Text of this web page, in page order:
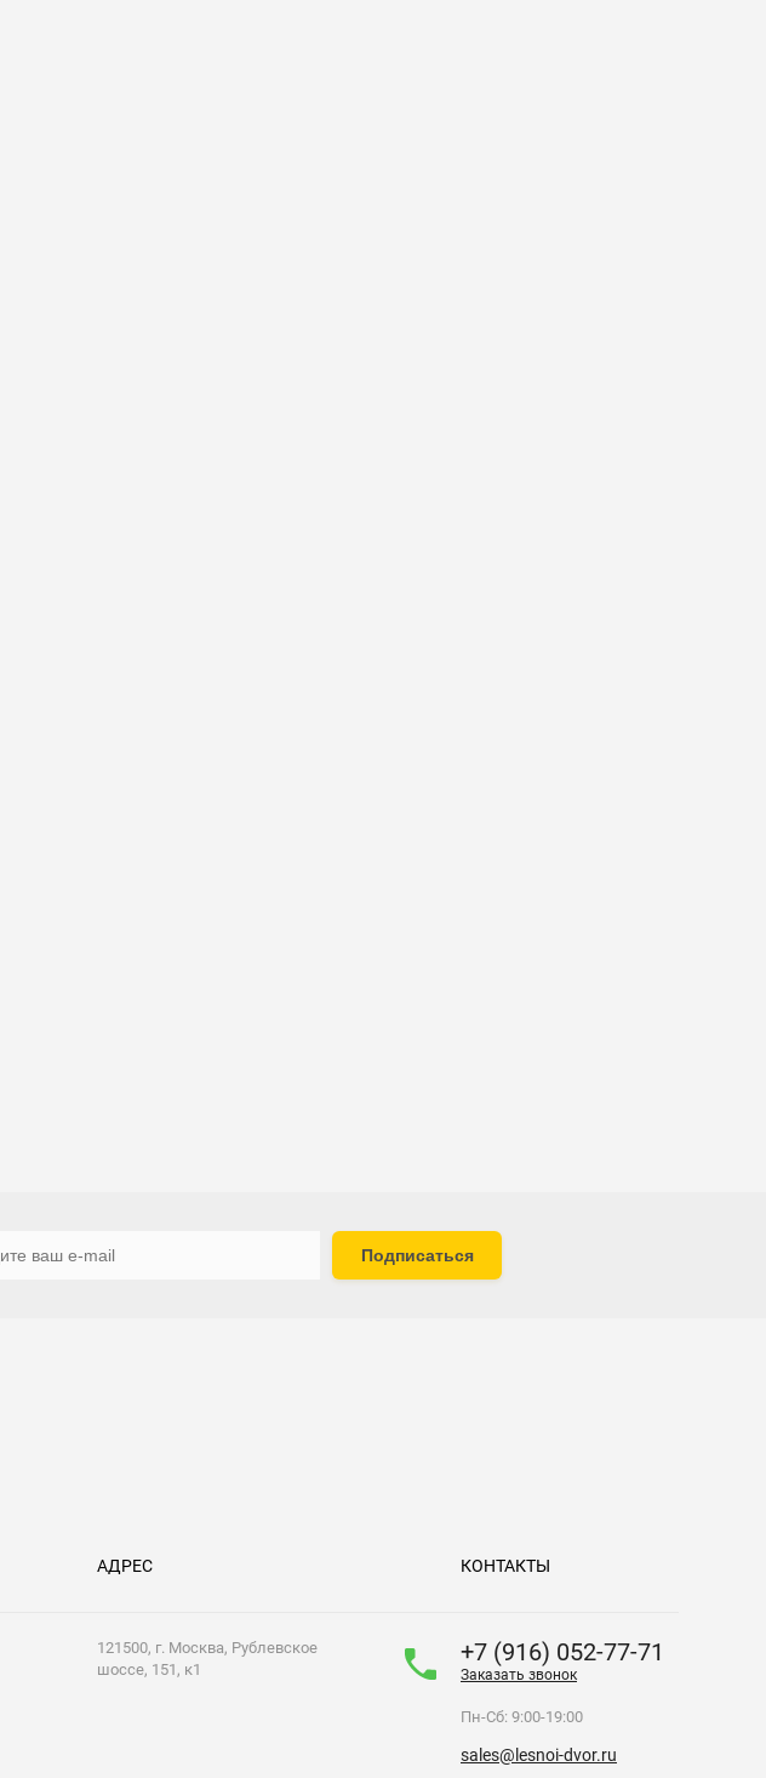
Подписаться
АДРЕС
121500, г. Москва, Рублевское
шоссе, 151, к1
КОНТАКТЫ
+7 (916) 052-77-71
Заказать звонок
Пн-Сб: 9:00-19:00
sales@lesnoi-dvor.ru